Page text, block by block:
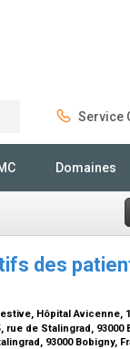
Service
Domaines
des
Hôpital Avicenne,
de Stalingrad, 93000
93000 Bobigny,